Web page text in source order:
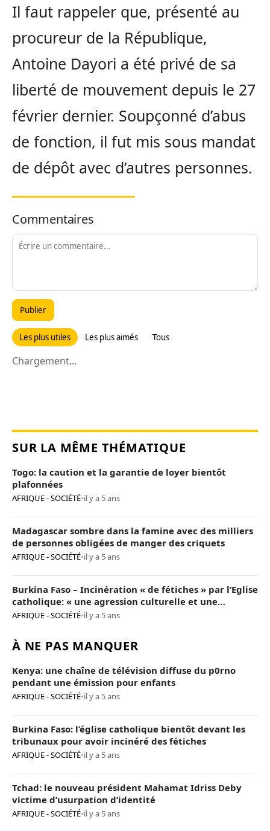
Il faut rappeler que, présenté au
procureur de la République,
Antoine Dayori a été privé de sa
liberté de mouvement depuis le 27
février dernier. Soupçonné d’abus
de fonction, il fut mis sous mandat
de dépôt avec d’autres personnes.
Commentaires
Publier
Les plus utiles Les plus aimés Tous
Chargement...
SUR LA MÊME THÉMATIQUE
Togo: la caution et la garantie de loyer bientôt
plafonnées
AFRIQUE - SOCIÉTÉ•il y a 5 ans
Madagascar sombre dans la famine avec des milliers
de personnes obligées de manger des criquets
AFRIQUE - SOCIÉTÉ•il y a 5 ans
Burkina Faso – Incinération « de fétiches » par l’Eglise
catholique: « une agression culturelle et une
provocation de trop »
AFRIQUE - SOCIÉTÉ•il y a 5 ans
À NE PAS MANQUER
Kenya: une chaîne de télévision diffuse du p0rno
pendant une émission pour enfants
AFRIQUE - SOCIÉTÉ•il y a 5 ans
Burkina Faso: l’église catholique bientôt devant les
tribunaux pour avoir incinéré des fétiches
AFRIQUE - SOCIÉTÉ•il y a 5 ans
Tchad: le nouveau président Mahamat Idriss Deby
victime d’usurpation d’identité
AFRIQUE - SOCIÉTÉ•il y a 5 ans